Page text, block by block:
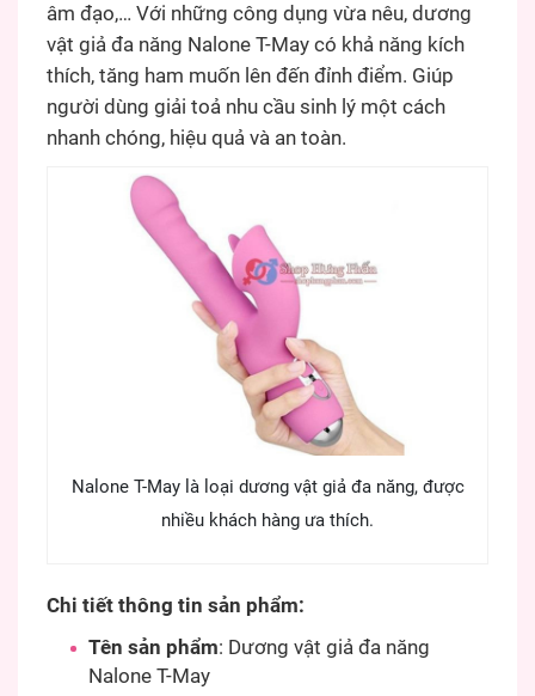
âm đạo,… Với những công dụng vừa nêu, dương
vật giả đa năng Nalone T-May có khả năng kích
thích, tăng ham muốn lên đến đỉnh điểm. Giúp
người dùng giải toả nhu cầu sinh lý một cách
nhanh chóng, hiệu quả và an toàn.
Nalone T-May là loại dương vật giả đa năng, được
nhiều khách hàng ưa thích.
Chi tiết thông tin sản phẩm:
Tên sản phẩm: Dương vật giả đa năng
Nalone T-May